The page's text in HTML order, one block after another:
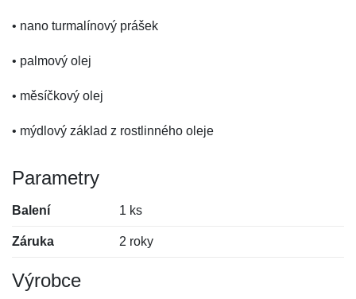
• nano turmalínový prášek
• palmový olej
• měsíčkový olej
• mýdlový základ z rostlinného oleje
Parametry
Balení 1 ks
Záruka 2 roky
Výrobce